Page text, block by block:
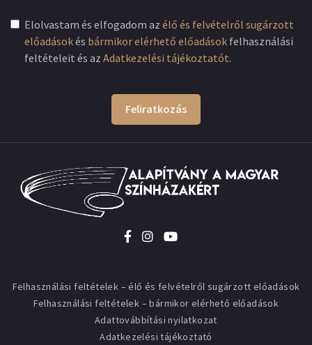
Elolvastam és elfogadom az élő és felvételről sugárzott
előadásokés bármikor elérhető előadások felhasználási
feltételeit és az Adatkezelési tájékoztatót.
Feliratkozás
Felhasználási feltételek – élő és felvételről sugárzott előadások
Felhasználási feltételek – bármikor elérhető előadások
Adattovábbítási nyilatkozat
Adatkezelési tájékoztató